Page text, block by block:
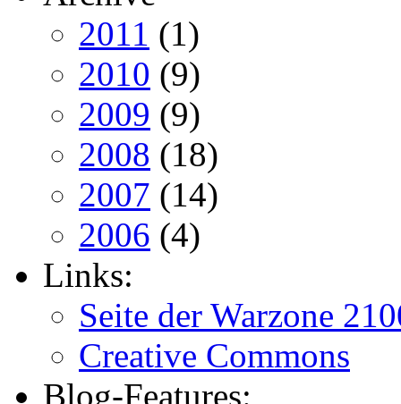
2011 (1)
2010 (9)
2009 (9)
2008 (18)
2007 (14)
2006 (4)
Links:
Seite der Warzone
Creative Commons
Blog-Features: